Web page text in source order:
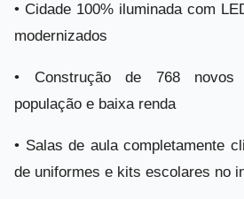
• Cidade 100% iluminada com
modernizados
•
Construção de 768 novos
população e baixa renda
• Salas de aula completamente
de uniformes e kits escolares no